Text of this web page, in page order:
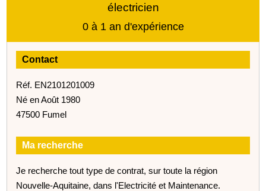
électricien
0 à 1 an d'expérience
Contact
Réf. EN2101201009
Né en Août 1980
47500 Fumel
Ma recherche
Je recherche tout type de contrat, sur toute la région
Nouvelle-Aquitaine, dans l'Electricité et Maintenance.